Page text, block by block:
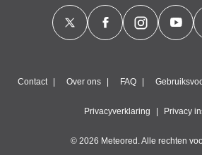
Contact Over ons FAQ
Privacyverklaring Privacy
© 2026 Meteored. Alle rechten